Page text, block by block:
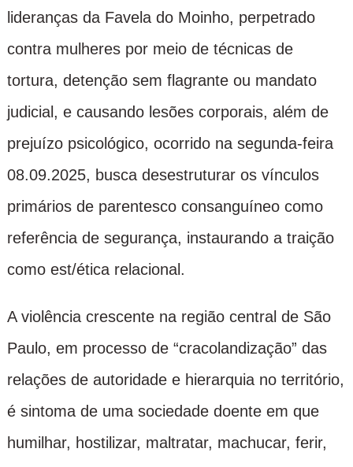
lideranças da Favela do Moinho, perpetrado
contra mulheres por meio de técnicas de
tortura, detenção sem flagrante ou mandato
judicial, e causando lesões corporais, além de
prejuízo psicológico, ocorrido na segunda-feira
08.09.2025, busca desestruturar os vínculos
primários de parentesco consanguíneo como
referência de segurança, instaurando a traição
como est/ética relacional.
A violência crescente na região central de São
Paulo, em processo de “cracolandização” das
relações de autoridade e hierarquia no território,
é sintoma de uma sociedade doente em que
humilhar, hostilizar, maltratar, machucar, ferir,